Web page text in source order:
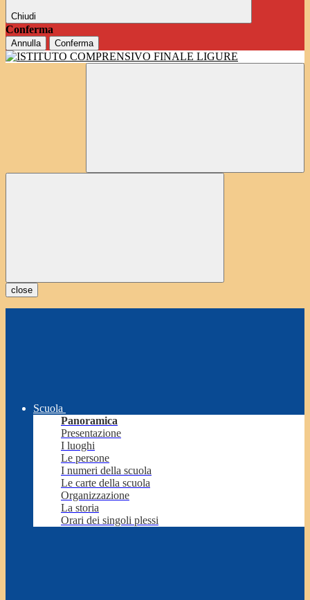
Chiudi
Conferma
Annulla Conferma
close
Scuola
Panoramica
Presentazione
I luoghi
Le persone
I numeri della scuola
Le carte della scuola
Organizzazione
La storia
Orari dei singoli plessi